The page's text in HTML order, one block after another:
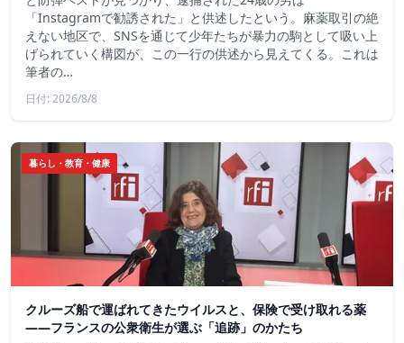
「Instagramで勧誘された」と供述したという。麻薬取引の絶
えない地区で、SNSを通じて少年たちが暴力の駒として吸い上
げられていく構図が、この一行の供述から見えてくる。これは
筆者の…
日付: 2026/8/8
暮らし・教育・健康
クルーズ船で運ばれてきたウイルスと、保険で受け取れる薬
――フランスの公衆衛生が選ぶ「追跡」のかたち